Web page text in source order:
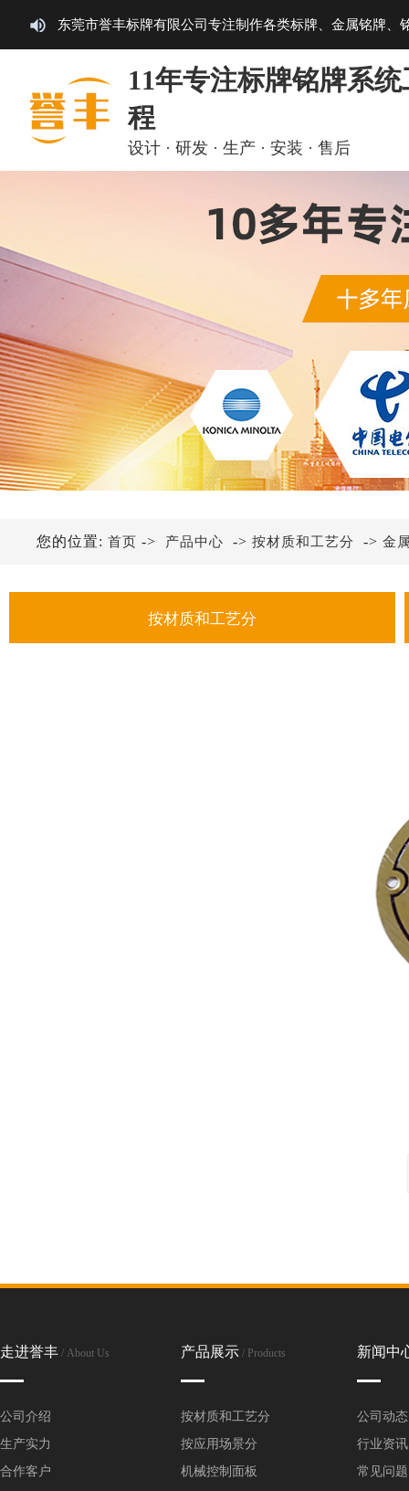
东莞市誉丰标牌有限公司专注制作各类标牌、金属铭牌、
11年专注标牌铭牌系统
程
设计 · 研发 · 生产 · 安装 · 售后
按材质和工艺分
您的位置: 首页 -> 产品中心 -> 按材质和工艺分 -> 金
走进誉丰 / About Us
公司介绍
生产实力
合作客户
产品展示 / Products
按材质和工艺分
按应用场景分
机械控制面板
新闻中
公司动态
行业资讯
常见问题